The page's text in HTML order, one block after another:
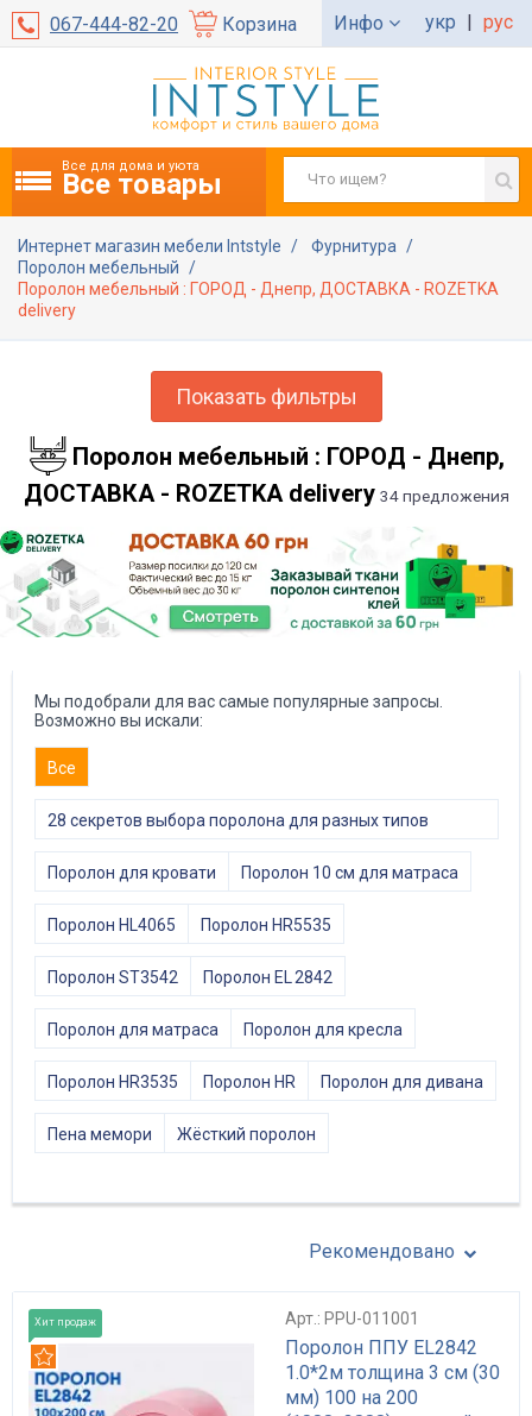
067-444-82-20 Корзина Инфо укр | рус
Все для дома и уюта
Все товары
Интернет магазин мебели Intstyle
Фурнитура
Поролон мебельный
Поролон мебельный : ГОРОД - Днепр, ДОСТАВКА - ROZETKA
delivery
Показать фильтры
Поролон мебельный : ГОРОД - Днепр,
ДОСТАВКА - ROZETKA delivery 34 предложения
Мы подобрали для вас самые популярные запросы.
Возможно вы искали:
Все
28 секретов выбора поролона для разных типов
Поролон для кровати Поролон 10 см для матраса
Поролон HL4065 Поролон HR5535
Поролон ST3542 Поролон EL 2842
Поролон для матраса Поролон для кресла
Поролон HR3535 Поролон HR Поролон для дивана
Пена мемори Жёсткий поролон
Рекомендовано
Хит продаж Арт.: PPU-011001
Поролон ППУ EL2842
1.0*2м толщина 3 см (30
мм) 100 на 200